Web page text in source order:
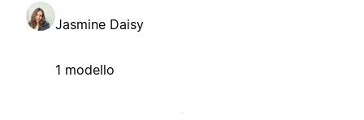
Jasmine Daisy
1 modello